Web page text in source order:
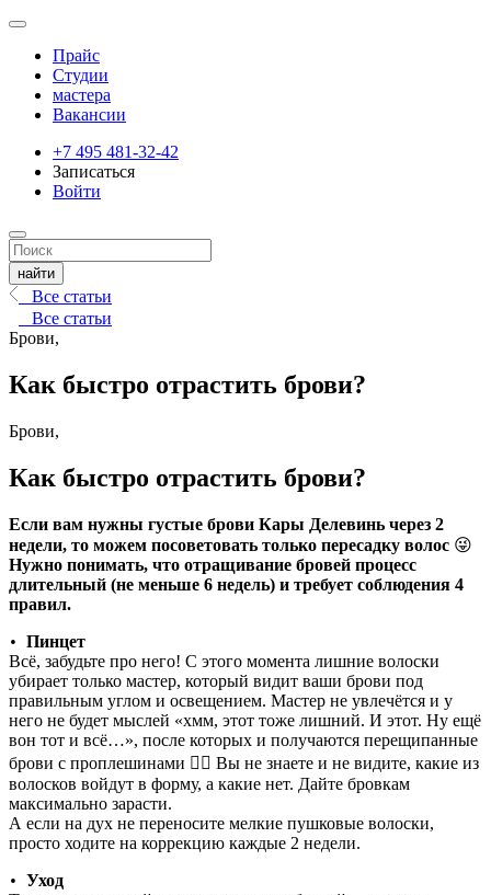
Прайс
Студии
мастера
Вакансии
+7 495 481-32-42
Записаться
Войти
Все статьи
Все статьи
Брови,
Как быстро отрастить брови?
Брови,
Как быстро отрастить брови?
Если вам нужны густые брови Кары Делевинь через 2
недели, то можем посоветовать только пересадку волос 😜
Нужно понимать, что отращивание бровей процесс
длительный (не меньше 6 недель) и требует соблюдения 4
правил.
• Пинцет
Всё, забудьте про него! С этого момента лишние волоски
убирает только мастер, который видит ваши брови под
правильным углом и освещением. Мастер не увлечётся и у
него не будет мыслей «хмм, этот тоже лишний. И этот. Ну ещё
вон тот и всё…», после которых и получаются перещипанные
брови с проплешинами 🤦‍♀️ Вы не знаете и не видите, какие из
волосков войдут в форму, а какие нет. Дайте бровкам
максимально зарасти.
А если на дух не переносите мелкие пушковые волоски,
просто ходите на коррекцию каждые 2 недели.
• Уход